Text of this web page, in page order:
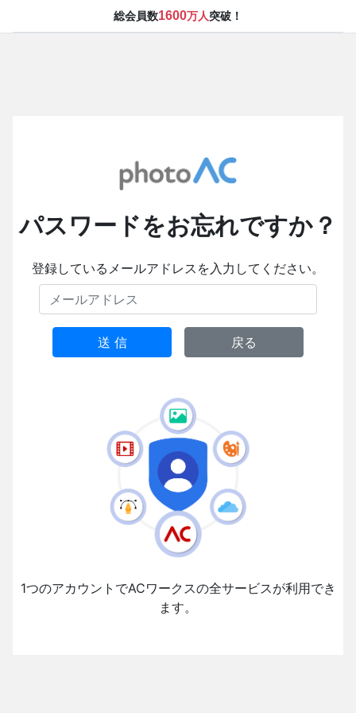
総会員数1600万人突破！
パスワードをお忘れですか？
登録しているメールアドレスを入力してください。
送 信 戻る
1つのアカウントでACワークスの全サービスが利用でき
ます。